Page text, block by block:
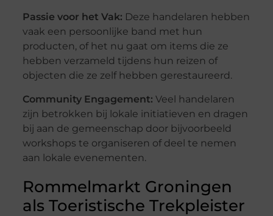
Passie voor het Vak: Deze handelaren hebben
vaak een persoonlijke band met hun
producten, of het nu gaat om items die ze
hebben verzameld tijdens hun reizen of
objecten die ze zelf hebben gerestaureerd.
Community Engagement: Veel handelaren
zijn betrokken bij lokale initiatieven en dragen
bij aan de gemeenschap door bijvoorbeeld
workshops te organiseren of deel te nemen
aan lokale evenementen.
Rommelmarkt Groningen
als Toeristische Trekpleister